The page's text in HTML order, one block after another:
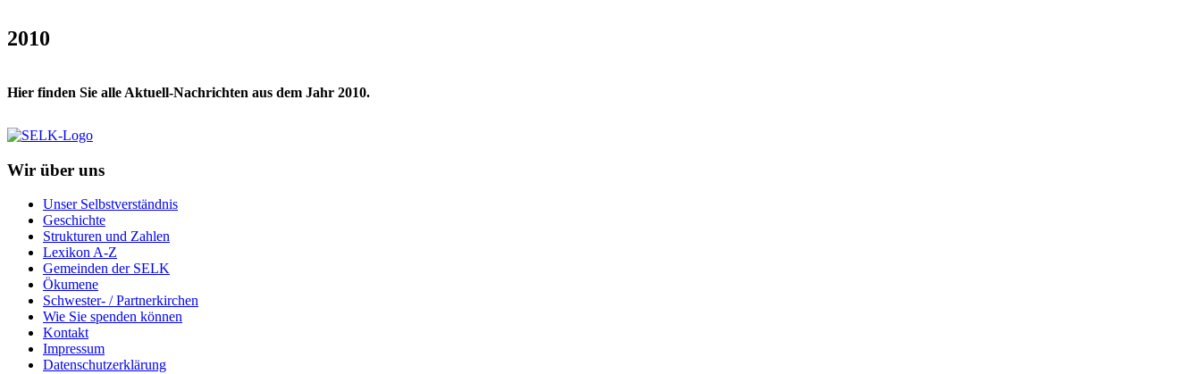
2010
Hier finden Sie alle Aktuell-Nachrichten aus dem Jahr 2010.
Wir über uns
Unser Selbstverständnis
Geschichte
Strukturen und Zahlen
Lexikon A-Z
Gemeinden der SELK
Ökumene
Schwester- / Partnerkirchen
Wie Sie spenden können
Kontakt
Impressum
Datenschutzerklärung